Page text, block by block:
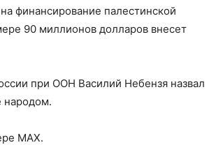
финансирование палестинской
90 миллионов долларов внесет
при ООН Василий Небензя назвал
народом.
MAX.